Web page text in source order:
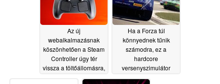
Az új
webalkalmazásnak
köszönhetően a Steam
Controller úgy tér
vissza a töltőállomásra,
Ha a Forza túl
könnyednek tűnik
számodra, ez a
hardcore
versenyszimulátor